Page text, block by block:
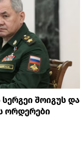
სერგეი შოიგუს და
ორდერები